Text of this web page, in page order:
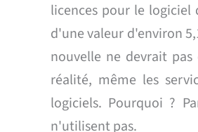
licences pour le logiciel
d'une valeur d'environ
nouvelle ne devrait
réalité, même les
logiciels. Pourquoi ?
n'utilisent pas.